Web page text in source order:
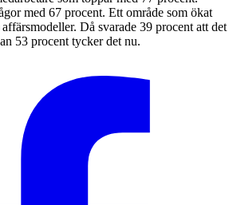
med 67 procent. Ett område som ökat
Då svarade 39 procent att det
53 procent tycker det nu.